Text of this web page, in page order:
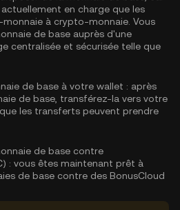
en charge que les
à crypto-monnaie. Vous
de base auprès d'une
centralisée et sécurisée telle que
de base à votre wallet : après
de base, transférez-la vers votre
les transferts peuvent prendre
de base contre
: vous êtes maintenant prêt à
de base contre des BonusCloud